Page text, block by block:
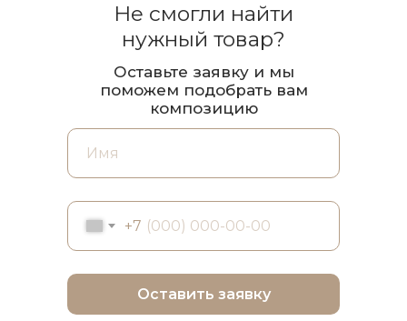
+7
Оставить заявку
Не смогли найти
нужный товар?
Оставьте заявку и мы
поможем подобрать вам
композицию